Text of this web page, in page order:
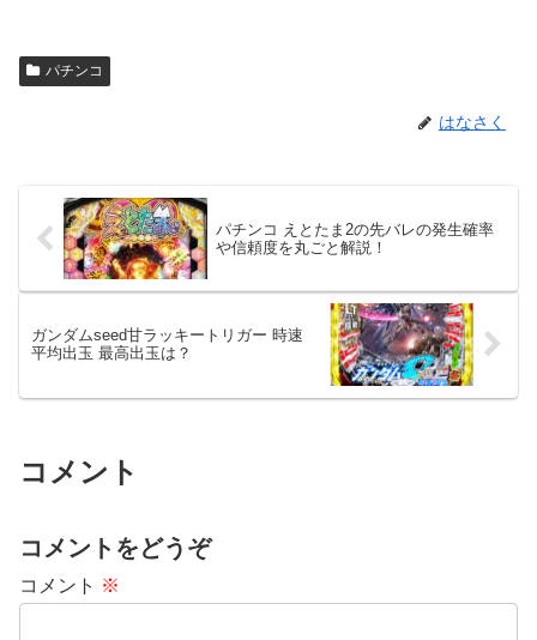
パチンコ
はなさく
パチンコ えとたま2の先バレの発生確率
や信頼度を丸ごと解説！
ガンダムseed甘ラッキートリガー 時速
平均出玉 最高出玉は？
コメント
コメントをどうぞ
コメント ※